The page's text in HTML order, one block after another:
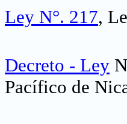
Ley N°. 217,
Decreto - Ley
Pacífico de